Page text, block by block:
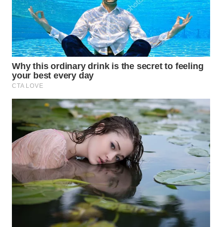
WN
KARO
WN
SIMALUNGUN
LABUHANBATU
WN
TAPANULI
TENGAH
WN DELI
SERDANG